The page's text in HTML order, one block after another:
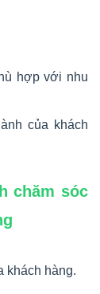
một cơ hội để
liên tục.
hàng.
và nâng